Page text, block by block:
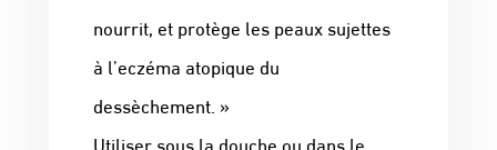
nourrit, et protège les peaux sujettes
à l’eczéma atopique du
dessèchement. »
Utiliser sous la douche ou dans le